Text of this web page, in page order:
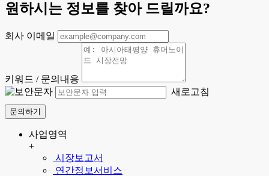
원하시는 정보를 찾아 드릴까요?
회사 이메일
키워드 / 문의내용
새로고침
문의하기
사업영역
+
시장보고서
연간정보서비스